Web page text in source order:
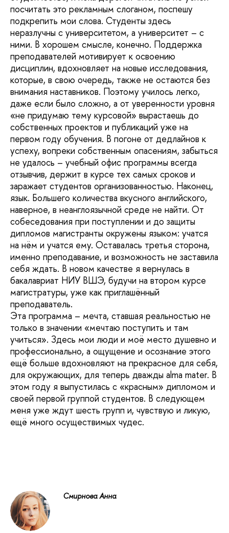
посчитать это рекламным слоганом, поспешу
подкрепить мои слова. Студенты здесь
неразлучны с университетом, а университет – с
ними. В хорошем смысле, конечно. Поддержка
преподавателей мотивирует к освоению
дисциплин, вдохновляет на новые исследования,
которые, в свою очередь, также не остаются без
внимания наставников. Поэтому училось легко,
даже если было сложно, а от уверенности уровня
«не придумаю тему курсовой» вырастаешь до
собственных проектов и публикаций уже на
первом году обучения. В погоне от дедлайнов к
успеху, вопреки собственным опасениям, забыться
не удалось – учебный офис программы всегда
отзывчив, держит в курсе тех самых сроков и
заражает студентов организованностью. Наконец,
язык. Большего количества вкусного английского,
наверное, в неанглоязычной среде не найти. От
собеседования при поступлении и до защиты
дипломов магистранты окружены языком: учатся
на нём и учатся ему. Оставалась третья сторона,
именно преподавание, и возможность не заставила
себя ждать. В новом качестве я вернулась в
бакалавриат НИУ ВШЭ, будучи на втором курсе
магистратуры, уже как приглашённый
преподаватель.
Эта программа – мечта, ставшая реальностью не
только в значении «мечтаю поступить и там
учиться». Здесь мои люди и моё место душевно и
профессионально, а ощущение и осознание этого
ещё больше вдохновляют на прекрасное для себя,
для окружающих, для теперь дважды alma mater. В
этом году я выпустилась с «красным» дипломом и
своей первой группой студентов. В следующем
меня уже ждут шесть групп и, чувствую и ликую,
ещё много осуществимых чудес.
Смирнова Анна